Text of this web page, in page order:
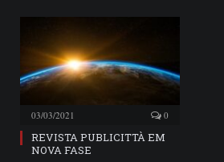
03/03/2021 0
REVISTA PUBLICITTÀ EM
NOVA FASE